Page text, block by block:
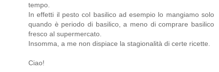
tempo.
In effetti il pesto col basilico ad esempio lo mangiamo solo
quando è periodo di basilico, a meno di comprare basilico
fresco al supermercato.
Insomma, a me non dispiace la stagionalità di certe ricette.
Ciao!